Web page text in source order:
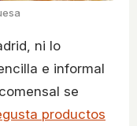
ni lo
e informal
se
productos